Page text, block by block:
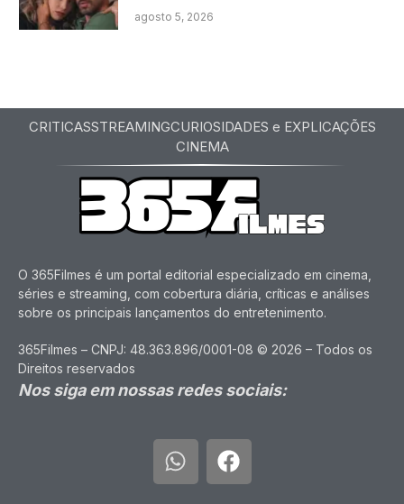
agosto 5, 2026
CRITICASSTREAMINGCURIOSIDADES e EXPLICAÇÕES
CINEMA
O 365Filmes é um portal editorial especializado em cinema,
séries e streaming, com cobertura diária, críticas e análises
sobre os principais lançamentos do entretenimento.
365Filmes – CNPJ: 48.363.896/0001-08 © 2026 – Todos os
Direitos reservados
Nos siga em nossas redes sociais: